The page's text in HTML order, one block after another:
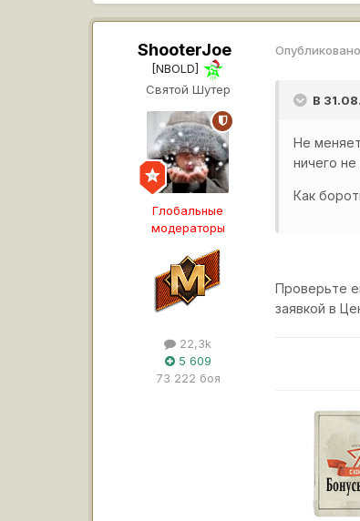
ShooterJoe
[NBOLD]
Святой Шутер
Глобальные
модераторы
22,3k
5 609
73 222 боя
В
Не
ничего
Как
Проверьте
заявкой в